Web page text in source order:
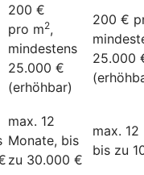
200 €
pro m2,
mindestens
25.000 €
(erhöhbar)
200 €
25.000
max. 12
Monate, bis
zu 30.000 €
max.
bis zu